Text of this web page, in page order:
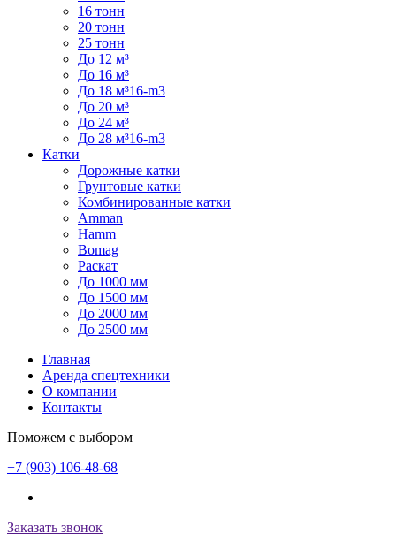
16 тонн
20 тонн
25 тонн
До 12 м³
До 16 м³
До 18 м³16-m3
До 20 м³
До 24 м³
До 28 м³16-m3
Катки
Дорожные катки
Грунтовые катки
Комбинированные катки
Amman
Hamm
Bomag
Раскат
До 1000 мм
До 1500 мм
До 2000 мм
До 2500 мм
Главная
Аренда спецтехники
О компании
Контакты
Поможем с выбором
+7 (903) 106-48-68
Заказать звонок